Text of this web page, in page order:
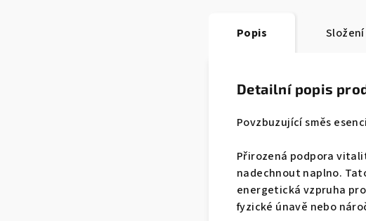
Popis Složení
Detailní popis
Povzbuzující směs
Přirozená podpora
nadechnout naplno.
energetická vzpruha
fyzické únavě nebo